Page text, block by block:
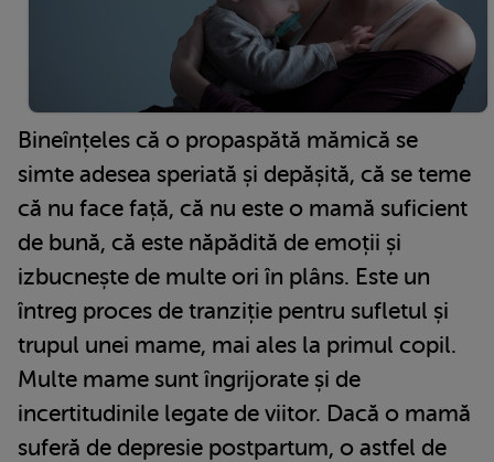
Bineînțeles că o propaspătă mămică se
simte adesea speriată și depășită, că se teme
că nu face față, că nu este o mamă suficient
de bună, că este năpădită de emoții și
izbucnește de multe ori în plâns. Este un
întreg proces de tranziție pentru sufletul și
trupul unei mame, mai ales la primul copil.
Multe mame sunt îngrijorate și de
incertitudinile legate de viitor. Dacă o mamă
suferă de depresie postpartum, o astfel de